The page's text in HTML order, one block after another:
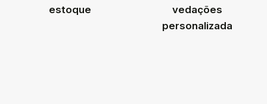
estoque
vedações
personalizada